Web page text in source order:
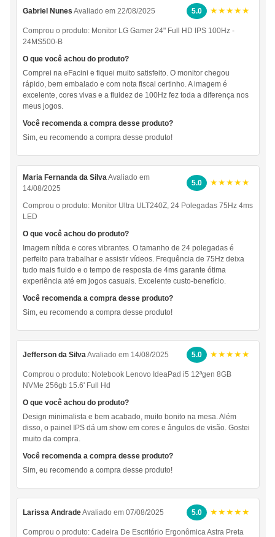
Gabriel Nunes Avaliado em 22/08/2025 5.0 ★★★★★
Comprou o produto: Monitor LG Gamer 24" Full HD IPS 100Hz -
24MS500-B
O que você achou do produto?
Comprei na eFacini e fiquei muito satisfeito. O monitor chegou
rápido, bem embalado e com nota fiscal certinho. A imagem é
excelente, cores vivas e a fluidez de 100Hz fez toda a diferença nos
meus jogos.
Você recomenda a compra desse produto?
Sim, eu recomendo a compra desse produto!
Maria Fernanda da SilvaAvaliado em
14/08/2025
5.0 ★★★★★
Comprou o produto: Monitor Ultra ULT240Z, 24 Polegadas 75Hz 4ms
LED
O que você achou do produto?
Imagem nítida e cores vibrantes. O tamanho de 24 polegadas é
perfeito para trabalhar e assistir vídeos. Frequência de 75Hz deixa
tudo mais fluido e o tempo de resposta de 4ms garante ótima
experiência até em jogos casuais. Excelente custo-benefício.
Você recomenda a compra desse produto?
Sim, eu recomendo a compra desse produto!
Jefferson da SilvaAvaliado em 14/08/2025 5.0 ★★★★★
Comprou o produto: Notebook Lenovo IdeaPad i5 12ªgen 8GB
NVMe 256gb 15.6' Full Hd
O que você achou do produto?
Design minimalista e bem acabado, muito bonito na mesa. Além
disso, o painel IPS dá um show em cores e ângulos de visão. Gostei
muito da compra.
Você recomenda a compra desse produto?
Sim, eu recomendo a compra desse produto!
Larissa AndradeAvaliado em 07/08/2025 5.0 ★★★★★
Comprou o produto: Cadeira De Escritório Ergonômica Astra Preta